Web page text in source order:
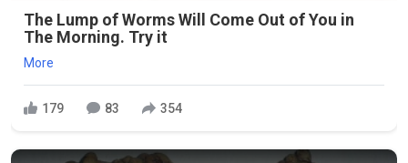
The Lump of Worms Will Come Out of You in
The Morning. Try it
More
179 83 354